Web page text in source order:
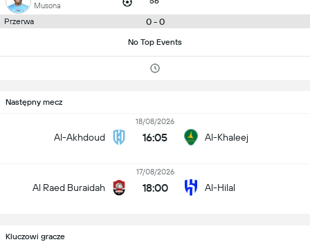
Musona
Przerwa 0 - 0
No Top Events
Następny mecz
Al-Akhdoud
18/08/2026
16:05 Al-Khaleej
Al Raed Buraidah
17/08/2026
18:00 Al-Hilal
Kluczowi gracze